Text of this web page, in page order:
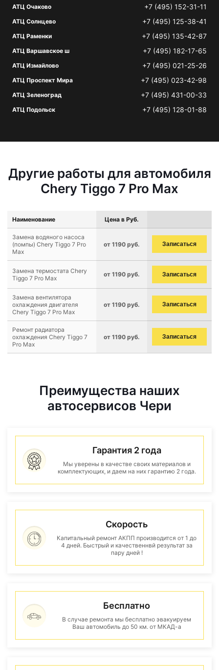
АТЦ Очаково +7 (495) 152-31-11
АТЦ Солнцево +7 (495) 125-38-41
АТЦ Раменки +7 (495) 135-42-87
АТЦ Варшавское ш +7 (495) 182-17-65
АТЦ Измайлово +7 (495) 021-25-26
АТЦ Проспект Мира +7 (495) 023-42-98
АТЦ Зеленоград +7 (495) 431-00-33
АТЦ Подольск +7 (495) 128-01-88
Другие работы для автомобиля
Chery Tiggo 7 Pro Max
Наименование Цена в Руб.
Замена водяного насоса
(помпы) Chery Tiggo 7 Pro
Max
от 1190 руб. Записаться
Замена термостата Chery
Tiggo 7 Pro Max
от 1190 руб. Записаться
Замена вентилятора
охлаждения двигателя
Chery Tiggo 7 Pro Max
от 1190 руб. Записаться
Ремонт радиатора
охлаждения Chery Tiggo 7
Pro Max
от 1190 руб. Записаться
Преимущества наших
автосервисов Чери
Гарантия 2 года
Мы уверены в качестве своих материалов и
комплектующих, и даем на них гарантию 2 года.
Скорость
Капитальный ремонт АКПП производится от 1 до
4 дней. Быстрый и качественнвй результат за
пару дней !
Бесплатно
В случае ремонта мы бесплатно эвакуируем
Ваш автомобиль до 50 км. от МКАД-а